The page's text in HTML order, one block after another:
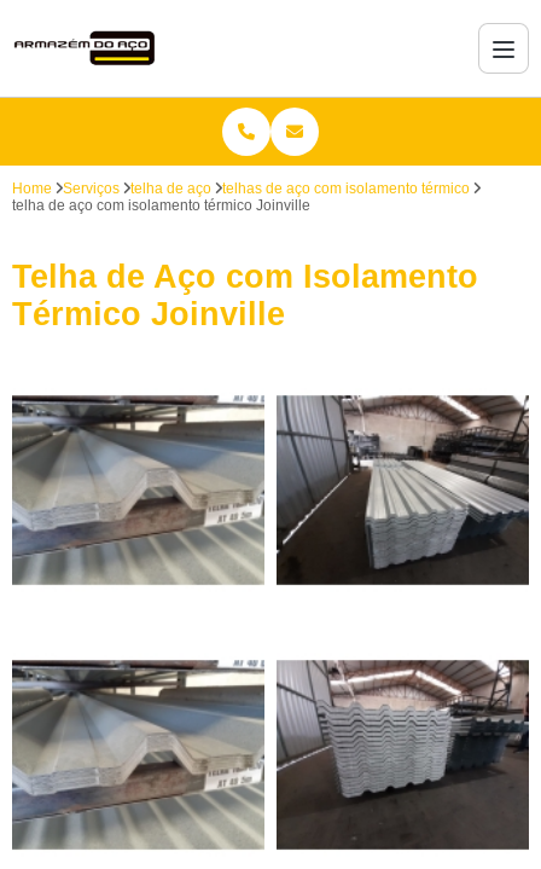
Home Serviços telha de aço
telhas de aço com isolamento térmico
telha de aço com isolamento térmico Joinville
Telha de Aço com Isolamento
Térmico Joinville